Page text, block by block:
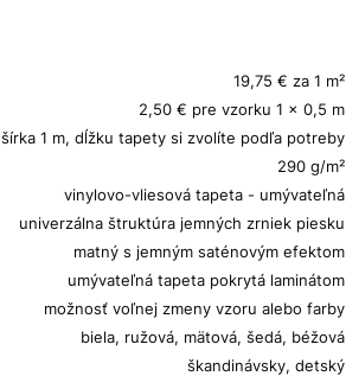
19,75 € za 1 m²
2,50 € pre vzorku 1 x 0,5 m
šírka 1 m, dĺžku tapety si zvolíte podľa potreby
vinylovo-vliesová tapeta - umývateľná
univerzálna štruktúra jemných zrniek piesku
matný s jemným saténovým efektom
umývateľná tapeta pokrytá laminátom
možnosť voľnej zmeny vzoru alebo farby
biela, ružová, mätová, šedá, béžová
290 g/m²
škandinávsky, detský